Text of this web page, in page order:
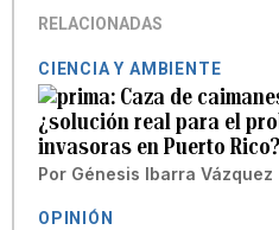
RELACIONADAS
CIENCIA Y AMBIENTE
Caza de
¿solución real para el
invasoras en Puerto Rico?
Por Génesis Ibarra Vázquez
OPINIÓN